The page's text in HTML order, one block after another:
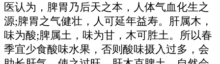
医认为，脾胃乃后天之本，人体气血化生之
源;脾胃之气健壮，人可延年益寿。肝属木，
味为酸;脾属土，味为甘，木可胜土。所以春
季宜少食酸味水果，否则酸味摄入过多，会